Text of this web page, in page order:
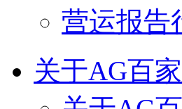
营运报告
关于AG百